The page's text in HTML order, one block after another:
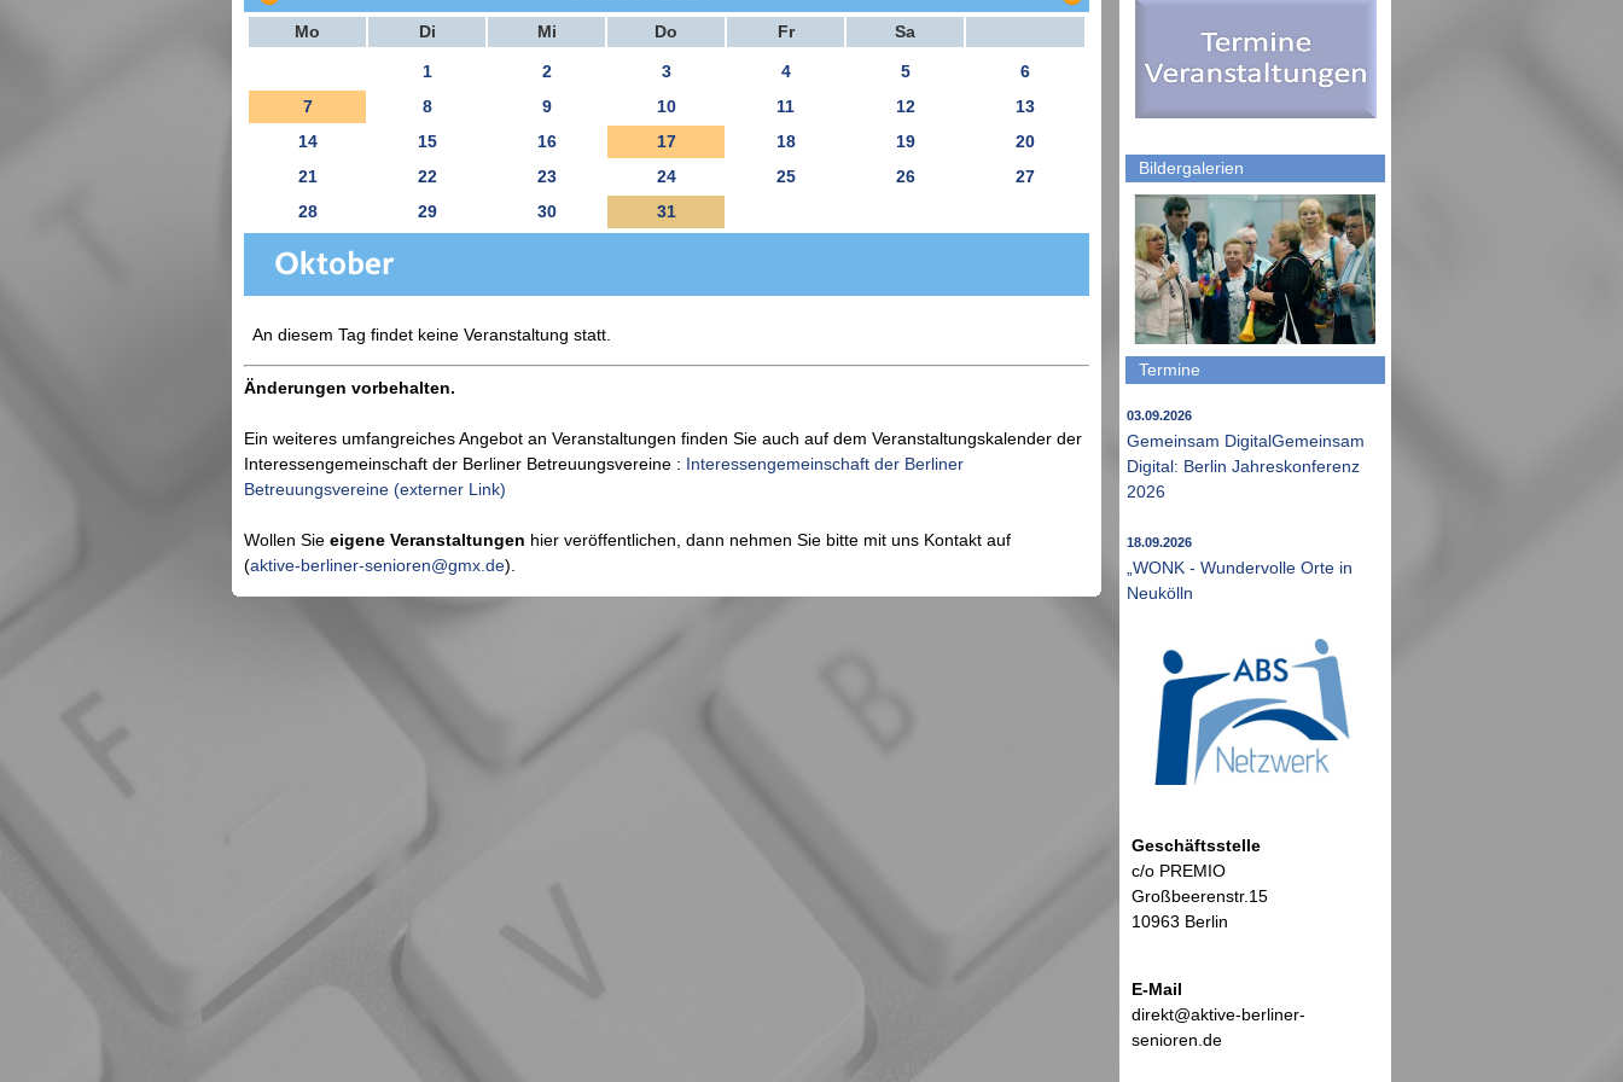
Mo Di Mi Do Fr Sa
1 2 3 4 5
6
7
8 9 10 11 12
13
14
15 16 17 18 19
20
21
22 23 24 25 26
27
28
29 30 31
An diesem Tag findet keine Veranstaltung statt.
Änderungen vorbehalten.
Ein weiteres umfangreiches Angebot an Veranstaltungen finden Sie auch auf dem Veranstaltungskalender der
Interessengemeinschaft der Berliner Betreuungsvereine : Interessengemeinschaft der Berliner
Betreuungsvereine (externer Link)
Wollen Sie eigene Veranstaltungen hier veröffentlichen, dann nehmen Sie bitte mit uns Kontakt auf
(aktive-berliner-senioren@gmx.de).
Bildergalerien
Termine
03.09.2026
Gemeinsam DigitalGemeinsam
Digital: Berlin Jahreskonferenz
2026
18.09.2026
„WONK - Wundervolle Orte in
Neukölln
Geschäftsstelle
c/o PREMIO
Großbeerenstr.15
10963 Berlin
E-Mail
direkt@aktive-berliner-
senioren.de